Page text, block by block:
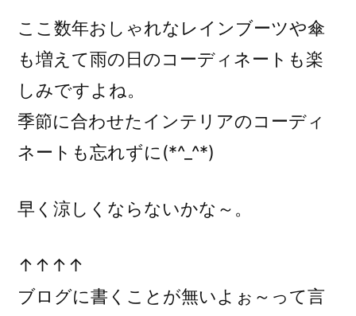
ここ数年おしゃれなレインブーツや傘
も増えて雨の日のコーディネートも楽
しみですよね。
季節に合わせたインテリアのコーディ
ネートも忘れずに(*^_^*)
早く涼しくならないかな～。
↑↑↑↑
ブログに書くことが無いよぉ～って言